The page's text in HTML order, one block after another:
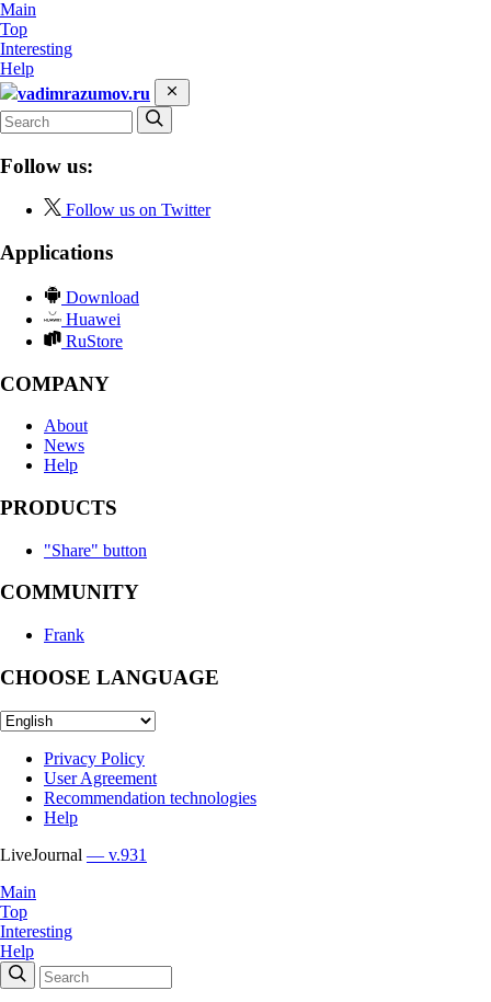
Main
Top
Interesting
Help
vadimrazumov.ru
Follow us:
Follow us on Twitter
Applications
Download
Huawei
RuStore
COMPANY
About
News
Help
PRODUCTS
"Share" button
COMMUNITY
Frank
CHOOSE LANGUAGE
Privacy Policy
User Agreement
Recommendation technologies
Help
LiveJournal — v.931
Main
Top
Interesting
Help